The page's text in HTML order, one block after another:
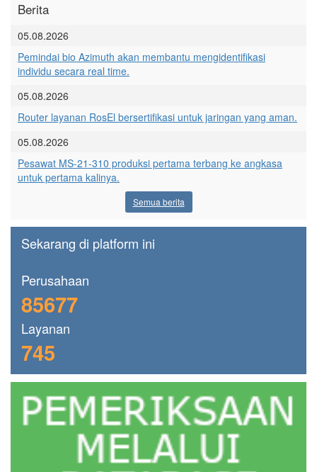
Berita
05.08.2026
Pemindai bio Azimuth akan membantu mengidentifikasi
individu secara real time.
05.08.2026
Router layanan RosEl bersertifikasi untuk jaringan yang aman.
05.08.2026
Pesawat MS-21-310 produksi pertama terbang ke angkasa
untuk pertama kalinya.
Semua berita
Sekarang di platform ini
Perusahaan
85677
Layanan
745